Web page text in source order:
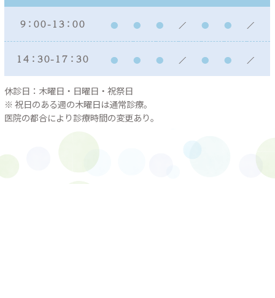
９：００ - １３：００
１４：３０ - １７：３０
休診日：木曜日・日曜日・祝祭日
※ 祝日のある週の木曜日は通常診療。
医院の都合により診療時間の変更あり。